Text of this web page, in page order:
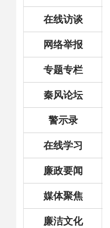
在线访谈
网络举报
专题专栏
秦风论坛
警示录
在线学习
廉政要闻
媒体聚焦
廉洁文化